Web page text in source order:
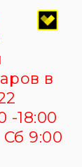
00
в
-18:00
Сб 9:00